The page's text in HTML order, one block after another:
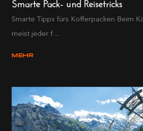
Smarte Tipps fürs Kofferpacken Beim
meist jeder f ...
MEHR